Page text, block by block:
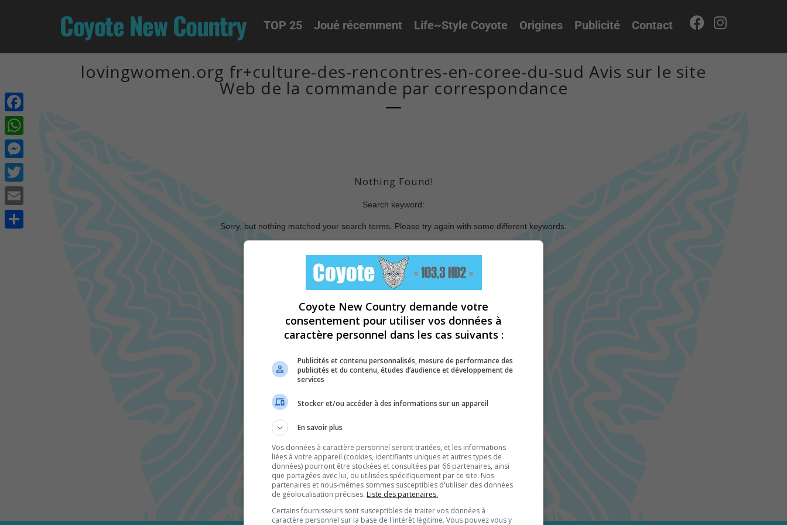
Coyote New Country TOP 25 Joué récemment Life~Style Coyote Origines Publicité Contact
lovingwomen.org fr+culture-des-rencontres-en-coree-du-sud Avis sur le site
Web de la commande par correspondance
Nothing Found!
Search keyword:
Sorry, but nothing matched your search terms. Please try again with some different keywords.
Facebook
WhatsApp
Messenger
Twitter
Email
Coyote New Country demande votre
consentement pour utiliser vos données à
caractère personnel dans les cas suivants :
Publicités et contenu personnalisés, mesure de performance des
publicités et du contenu, études d’audience et développement de
services
Stocker et/ou accéder à des informations sur un appareil
En savoir plus
Vos données à caractère personnel seront traitées, et les informations
liées à votre appareil (cookies, identifiants uniques et autres types de
données) pourront être stockées et consultées par 66 partenaires, ainsi
que partagées avec lui, ou utilisées spécifiquement par ce site. Nos
partenaires et nous-mêmes sommes susceptibles d'utiliser des données
de géolocalisation précises. Liste des partenaires.
Certains fournisseurs sont susceptibles de traiter vos données à
caractère personnel sur la base de l'intérêt légitime. Vous pouvez vous y